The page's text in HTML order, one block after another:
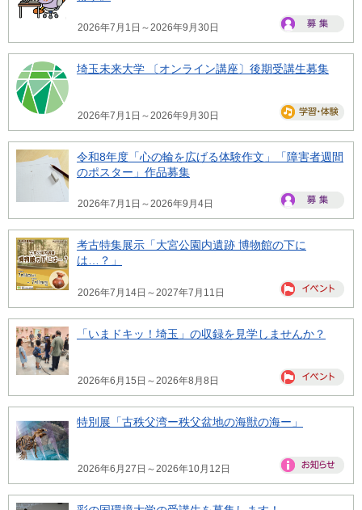
2026年7月1日～2026年9月30日
埼玉未来大学 〔オンライン講座〕後期受講生募集
2026年7月1日～2026年9月30日
令和8年度「心の輪を広げる体験作文」「障害者週間
のポスター」作品募集
2026年7月1日～2026年9月4日
考古特集展示「大宮公園内遺跡 博物館の下に
は…？」
2026年7月14日～2027年7月11日
「いまドキッ！埼玉」の収録を見学しませんか？
2026年6月15日～2026年8月8日
特別展「古秩父湾ー秩父盆地の海獣の海ー」
2026年6月27日～2026年10月12日